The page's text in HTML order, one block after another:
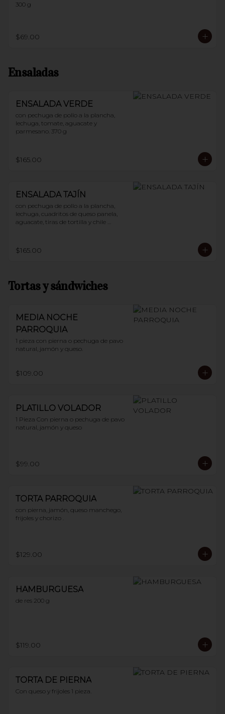
300 g
$69.00
Ensaladas
ENSALADA VERDE
con pechuga de pollo a la plancha,
lechuga, tomate, aguacate y
parmesano. 370 g
$165.00
ENSALADA TAJÍN
con pechuga de pollo a la plancha,
lechuga, cuadritos de queso panela,
aguacate, tiras de tortilla y chile
$165.00
Tortas y sándwiches
MEDIA NOCHE
PARROQUIA
1 pieza con pierna o pechuga de pavo
natural, jamón y queso.
$109.00
PLATILLO VOLADOR
1 Pieza Con pierna o pechuga de pavo
natural, jamón y queso
$99.00
TORTA PARROQUIA
con pierna, jamón, queso manchego,
frijoles y chorizo .
$129.00
HAMBURGUESA
de res 200 g
$119.00
TORTA DE PIERNA
Con queso y frijoles 1 pieza.